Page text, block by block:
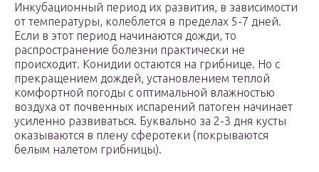
Инкубационный период их развития, в зависимости
от температуры, колеблется в пределах 5-7 дней.
Если в этот период начинаются дожди, то
распространение болезни практически не
происходит. Конидии остаются на грибнице. Но с
прекращением дождей, установлением теплой
комфортной погоды с оптимальной влажностью
воздуха от почвенных испарений патоген начинает
усиленно развиваться. Буквально за 2-3 дня кусты
оказываются в плену сферотеки (покрываются
белым налетом грибницы).